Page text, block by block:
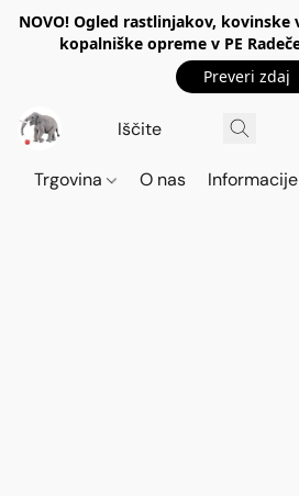
NOVO! Ogled rastlinjakov,
kopalniške opreme v PE
Preveri zdaj
Trgovina O nas